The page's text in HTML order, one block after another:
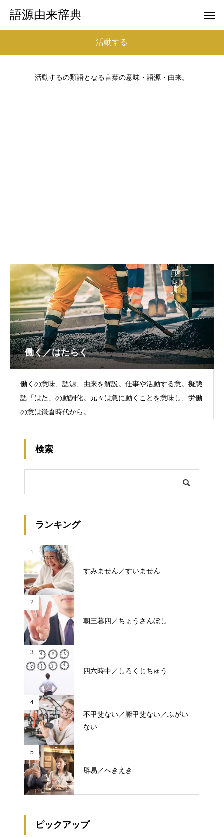
語源由来辞典
活動する
活動するの類語となる言葉の意味・語源・由来。
働く／はたらく
働くの意味、語源、由来を解説。仕事や活動する意。擬態
語「はた」の動詞化。元々は急に動くことを意味し、労働
の意は鎌倉時代から。
検索
ランキング
1
すみません／すいません
2
朝三暮四／ちょうさんぼし
3
四六時中／しろくじちゅう
4
不甲斐ない／腑甲斐ない／ふがい
ない
5
辟易／へきえき
ピックアップ